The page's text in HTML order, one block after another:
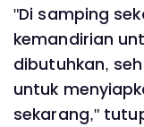
"Di samping
kemandirian
dibutuhkan,
untuk
sekarang,"